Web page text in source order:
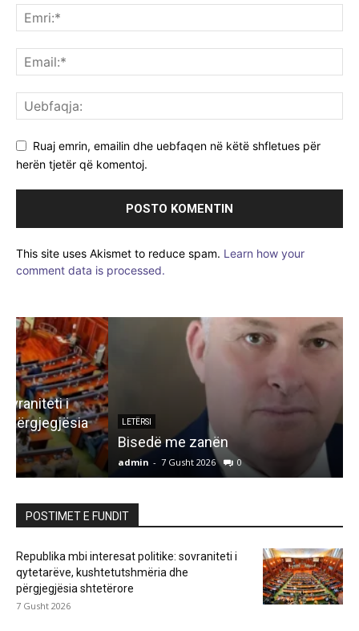
Ruaj emrin, emailin dhe uebfaqen në këtë shfletues për
herën tjetër që komentoj.
This site uses Akismet to reduce spam. Learn how your
comment data is processed.
LETËRSI
Bisedë me zanën
admin - 7 Gusht 2026 0
POSTIMET E FUNDIT
Republika mbi interesat politike: sovraniteti i
qytetarëve, kushtetutshmëria dhe
përgjegjësia shtetërore
7 Gusht 2026